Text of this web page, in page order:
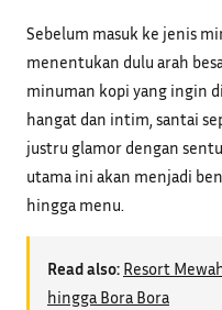
Sebelum masuk ke jenis
menentukan dulu arah
minuman kopi yang ingin
hangat dan intim, santai
justru glamor dengan
utama ini akan menjadi
hingga menu.
Read also: Resort
hingga Bora Bora